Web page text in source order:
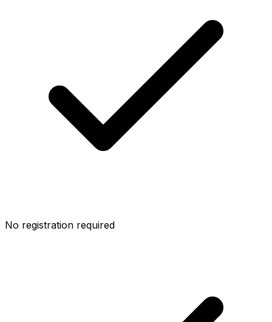
No registration required